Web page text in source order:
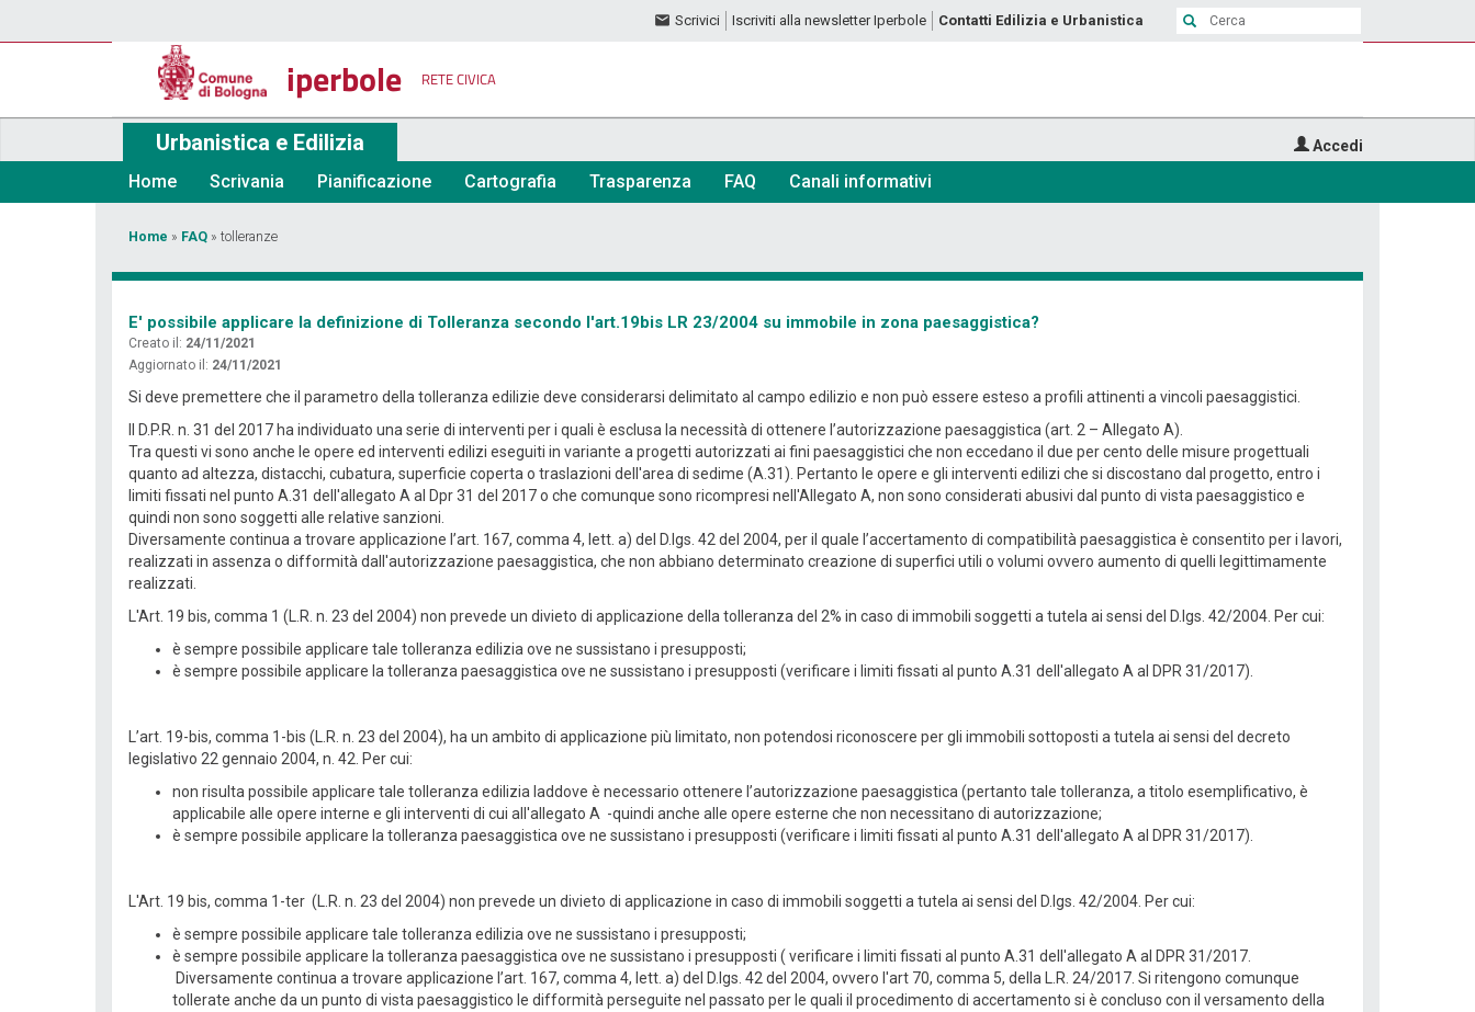
Scrivici Iscriviti alla newsletter Iperbole Contatti Edilizia e Urbanistica
iperbole RETE CIVICA
Urbanistica e Edilizia Accedi
Home Scrivania Pianificazione Cartografia Trasparenza FAQ Canali informativi
Tu
sei
qui
Home » FAQ » tolleranze
E' possibile applicare la definizione di Tolleranza secondo l'art.19bis LR 23/2004 su immobile in zona paesaggistica?
Creato il: 24/11/2021
Aggiornato il: 24/11/2021
Si deve premettere che il parametro della tolleranza edilizie deve considerarsi delimitato al campo edilizio e non può essere esteso a profili attinenti a vincoli paesaggistici.
Il D.P.R. n. 31 del 2017 ha individuato una serie di interventi per i quali è esclusa la necessità di ottenere l’autorizzazione paesaggistica (art. 2 – Allegato A).
Tra questi vi sono anche le opere ed interventi edilizi eseguiti in variante a progetti autorizzati ai fini paesaggistici che non eccedano il due per cento delle misure progettuali
quanto ad altezza, distacchi, cubatura, superficie coperta o traslazioni dell'area di sedime (A.31). Pertanto le opere e gli interventi edilizi che si discostano dal progetto, entro i
limiti fissati nel punto A.31 dell'allegato A al Dpr 31 del 2017 o che comunque sono ricompresi nell'Allegato A, non sono considerati abusivi dal punto di vista paesaggistico e
quindi non sono soggetti alle relative sanzioni.
Diversamente continua a trovare applicazione l’art. 167, comma 4, lett. a) del D.lgs. 42 del 2004, per il quale l’accertamento di compatibilità paesaggistica è consentito per i lavori,
realizzati in assenza o difformità dall'autorizzazione paesaggistica, che non abbiano determinato creazione di superfici utili o volumi ovvero aumento di quelli legittimamente
realizzati.
L'Art. 19 bis, comma 1 (L.R. n. 23 del 2004) non prevede un divieto di applicazione della tolleranza del 2% in caso di immobili soggetti a tutela ai sensi del D.lgs. 42/2004. Per cui:
è sempre possibile applicare tale tolleranza edilizia ove ne sussistano i presupposti;
è sempre possibile applicare la tolleranza paesaggistica ove ne sussistano i presupposti (verificare i limiti fissati al punto A.31 dell'allegato A al DPR 31/2017).
L’art. 19-bis, comma 1-bis (L.R. n. 23 del 2004), ha un ambito di applicazione più limitato, non potendosi riconoscere per gli immobili sottoposti a tutela ai sensi del decreto
legislativo 22 gennaio 2004, n. 42. Per cui:
non risulta possibile applicare tale tolleranza edilizia laddove è necessario ottenere l’autorizzazione paesaggistica (pertanto tale tolleranza, a titolo esemplificativo, è
applicabile alle opere interne e gli interventi di cui all'allegato A -quindi anche alle opere esterne che non necessitano di autorizzazione;
è sempre possibile applicare la tolleranza paesaggistica ove ne sussistano i presupposti (verificare i limiti fissati al punto A.31 dell'allegato A al DPR 31/2017).
L'Art. 19 bis, comma 1-ter (L.R. n. 23 del 2004) non prevede un divieto di applicazione in caso di immobili soggetti a tutela ai sensi del D.lgs. 42/2004. Per cui:
è sempre possibile applicare tale tolleranza edilizia ove ne sussistano i presupposti;
è sempre possibile applicare la tolleranza paesaggistica ove ne sussistano i presupposti ( verificare i limiti fissati al punto A.31 dell'allegato A al DPR 31/2017.
Diversamente continua a trovare applicazione l’art. 167, comma 4, lett. a) del D.lgs. 42 del 2004, ovvero l'art 70, comma 5, della L.R. 24/2017. Si ritengono comunque
tollerate anche da un punto di vista paesaggistico le difformità perseguite nel passato per le quali il procedimento di accertamento si è concluso con il versamento della